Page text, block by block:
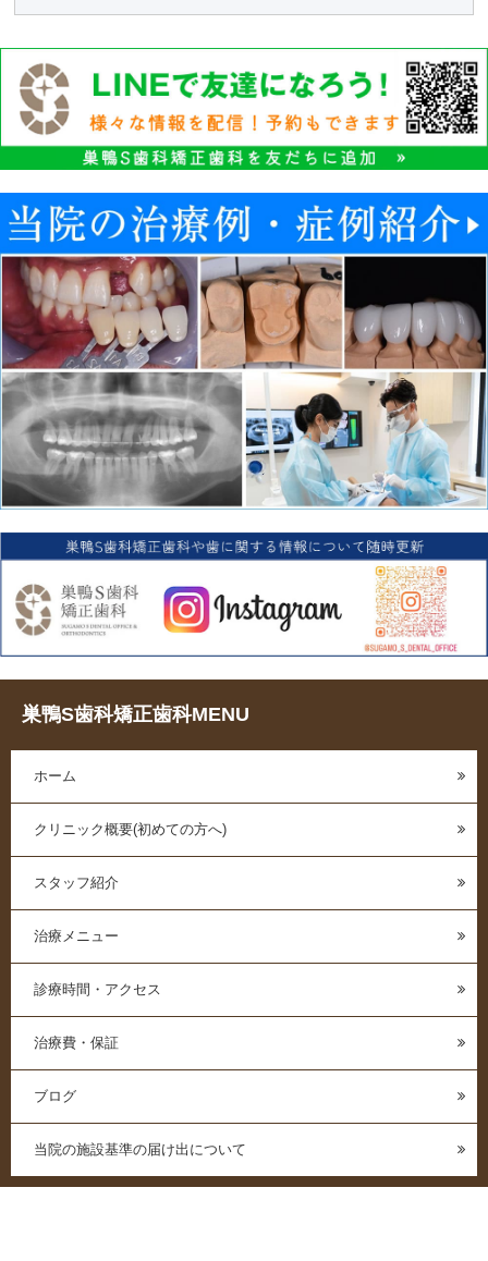
巣鴨S歯科矯正歯科MENU
ホーム
クリニック概要(初めての方へ)
スタッフ紹介
治療メニュー
診療時間・アクセス
治療費・保証
ブログ
当院の施設基準の届け出について